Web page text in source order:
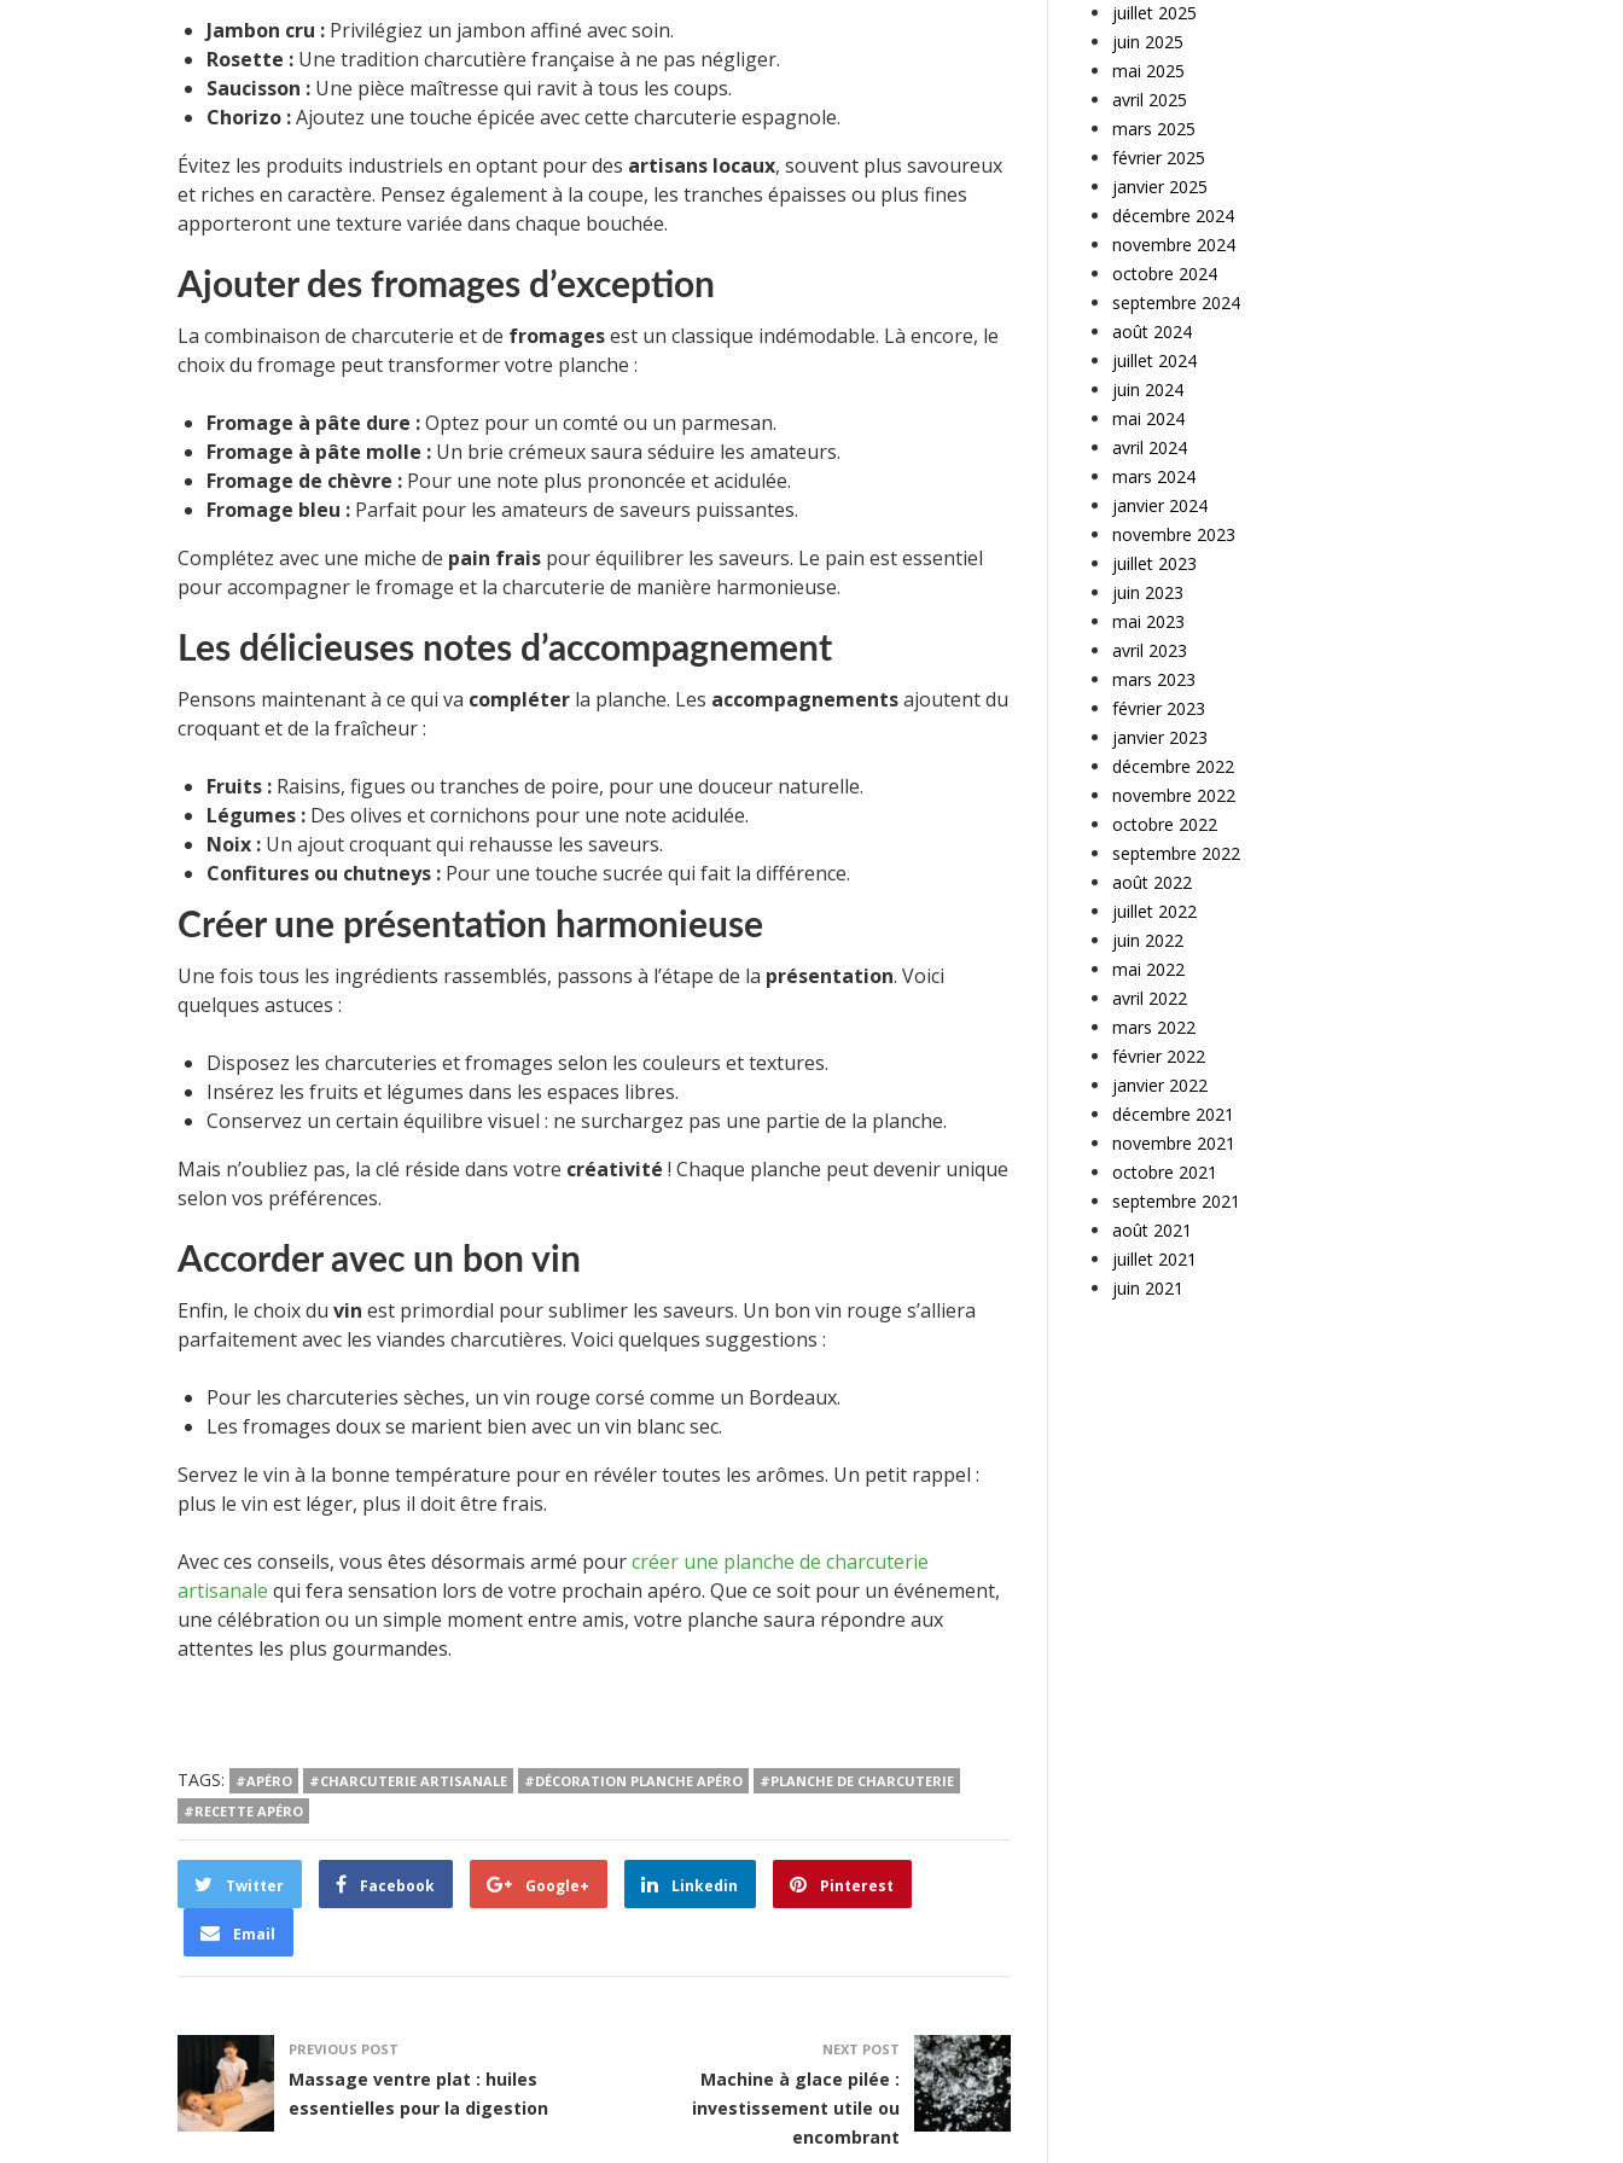
Jambon cru : Privilégiez un jambon affiné avec soin.
Rosette : Une tradition charcutière française à ne pas négliger.
Saucisson : Une pièce maîtresse qui ravit à tous les coups.
Chorizo :Ajoutez une touche épicée avec cette charcuterie espagnole.
Évitez les produits industriels en optant pour des artisans locaux, souvent plus savoureux
et riches en caractère. Pensez également à la coupe, les tranches épaisses ou plus fines
apporteront une texture variée dans chaque bouchée.
Ajouter des fromages d’exception
La combinaison de charcuterie et de fromagesest un classique indémodable. Là encore, le
choix du fromage peut transformer votre planche :
Fromage à pâte dure :Optez pour un comté ou un parmesan.
Fromage à pâte molle : Un brie crémeux saura séduire les amateurs.
Fromage de chèvre : Pour une note plus prononcée et acidulée.
Fromage bleu : Parfait pour les amateurs de saveurs puissantes.
Complétez avec une miche de pain frais pour équilibrer les saveurs. Le pain est essentiel
pour accompagner le fromage et la charcuterie de manière harmonieuse.
Les délicieuses notes d’accompagnement
Pensons maintenant à ce qui va compléter la planche. Les accompagnementsajoutent du
croquant et de la fraîcheur :
Fruits : Raisins, figues ou tranches de poire, pour une douceur naturelle.
Légumes : Des olives et cornichons pour une note acidulée.
Noix : Un ajout croquant qui rehausse les saveurs.
Confitures ou chutneys : Pour une touche sucrée qui fait la différence.
Créer une présentation harmonieuse
Une fois tous les ingrédients rassemblés, passons à l’étape de la présentation. Voici
quelques astuces :
Disposez les charcuteries et fromages selon les couleurs et textures.
Insérez les fruits et légumes dans les espaces libres.
Conservez un certain équilibre visuel : ne surchargez pas une partie de la planche.
Mais n’oubliez pas, la clé réside dans votre créativité ! Chaque planche peut devenir unique
selon vos préférences.
Accorder avec un bon vin
Enfin, le choix du vin est primordial pour sublimer les saveurs. Un bon vin rouge s’alliera
parfaitement avec les viandes charcutières. Voici quelques suggestions :
Pour les charcuteries sèches, un vin rouge corsé comme un Bordeaux.
Les fromages doux se marient bien avec un vin blanc sec.
Servez le vin à la bonne température pour en révéler toutes les arômes. Un petit rappel :
plus le vin est léger, plus il doit être frais.
Avec ces conseils, vous êtes désormais armé pourcréer une planche de charcuterie
artisanale qui fera sensation lors de votre prochain apéro. Que ce soit pour un événement,
une célébration ou un simple moment entre amis, votre planche saura répondre aux
attentes les plus gourmandes.
TAGS: #APÉRO #CHARCUTERIE ARTISANALE #DÉCORATION PLANCHE APÉRO
#PLANCHE DE CHARCUTERIE
#RECETTE APÉRO
Twitter Facebook Google+ Linkedin Pinterest
Email
PREVIOUS POST
Massage ventre plat : huiles
essentielles pour la digestion
NEXT POST
Machine à glace pilée :
investissement utile ou
encombrant
juillet 2025
juin 2025
mai 2025
avril 2025
mars 2025
février 2025
janvier 2025
décembre 2024
novembre 2024
octobre 2024
septembre 2024
août 2024
juillet 2024
juin 2024
mai 2024
avril 2024
mars 2024
janvier 2024
novembre 2023
juillet 2023
juin 2023
mai 2023
avril 2023
mars 2023
février 2023
janvier 2023
décembre 2022
novembre 2022
octobre 2022
septembre 2022
août 2022
juillet 2022
juin 2022
mai 2022
avril 2022
mars 2022
février 2022
janvier 2022
décembre 2021
novembre 2021
octobre 2021
septembre 2021
août 2021
juillet 2021
juin 2021